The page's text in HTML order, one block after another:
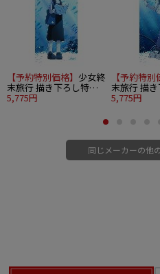
【予約特別価格】 少女終
末旅行 描き下ろし特大
タペストリー（チト/水
5,775円
【予約特別
末旅行 描
タペストリ
5,775円
同じメーカーの他